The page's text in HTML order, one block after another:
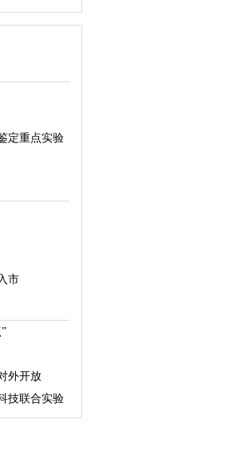
定重点实验
市
外开放
技联合实验